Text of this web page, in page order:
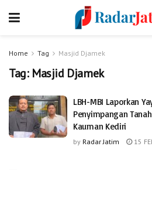
Home Tag Masjid Djamek
Tag: Masjid Djamek
LBH-MBI Laporkan
Penyimpangan
Kauman Kediri
by Radar Jatim 15